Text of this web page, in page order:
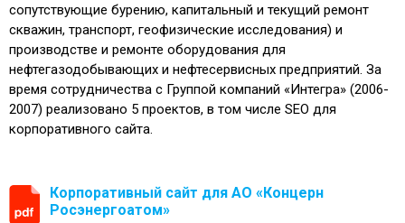
сопутствующие бурению, капитальный и текущий ремонт
скважин, транспорт, геофизические исследования) и
производстве и ремонте оборудования для
нефтегазодобывающих и нефтесервисных предприятий. За
время сотрудничества с Группой компаний «Интегра» (2006-
2007) реализовано 5 проектов, в том числе SEO для
корпоративного сайта.
Корпоративный сайт для АО «Концерн
Росэнергоатом»